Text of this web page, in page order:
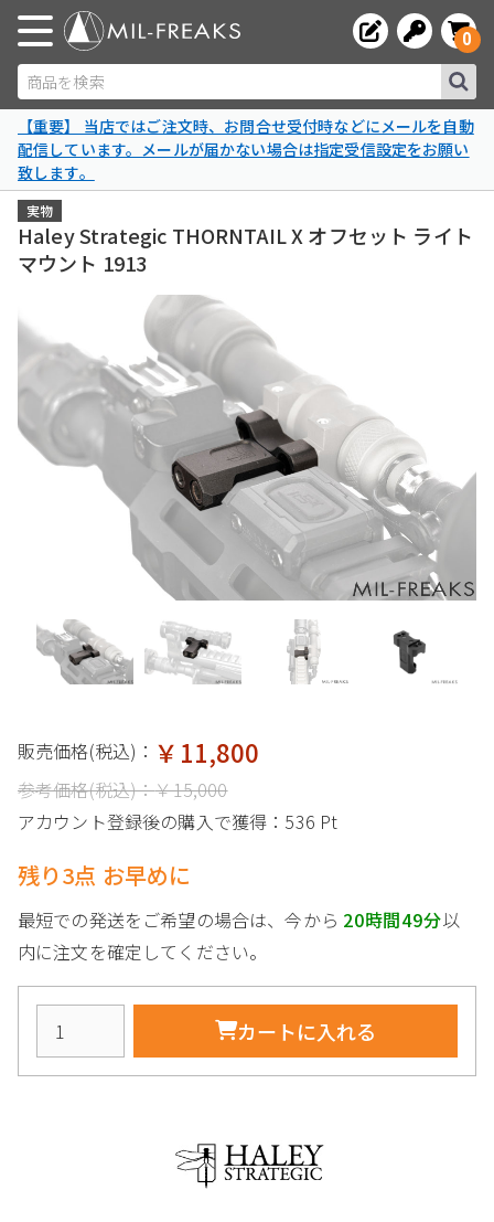
商品を検索
0
【重要】 当店ではご注文時、お問合せ受付時などにメールを自動
配信しています。メールが届かない場合は指定受信設定をお願い
致します。
実物
Haley Strategic THORNTAIL X オフセット ライト
マウント 1913
販売価格(税込)： ￥11,800
参考価格(税込)：￥15,000
アカウント登録後の購入で獲得： 536 Pt
残り3点 お早めに
最短での発送をご希望の場合は、今から 20時間49分以
内に注文を確定してください。
カートに入れる